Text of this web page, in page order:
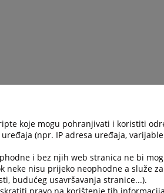
koje mogu pohranjivati i koristiti
(npr. IP adresa uređaja,
i bez njih web stranica ne bi
neke nisu prijeko neophodne a služe
budućeg usavršavanja stranice...).